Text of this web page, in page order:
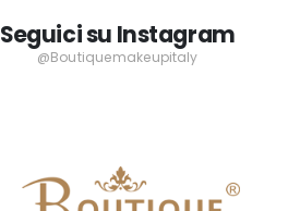
Seguici su Instagram
@Boutiquemakeupitaly